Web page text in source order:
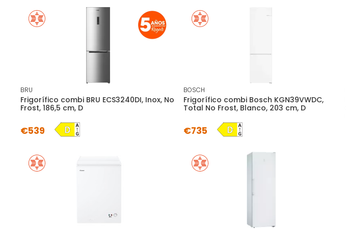
BRU
Frigorífico combi BRU ECS3240DI, Inox, No
Frost, 186,5 cm, D
€539
BOSCH
Frigorífico combi Bosch KGN39VWDC,
Total No Frost, Blanco, 203 cm, D
€735